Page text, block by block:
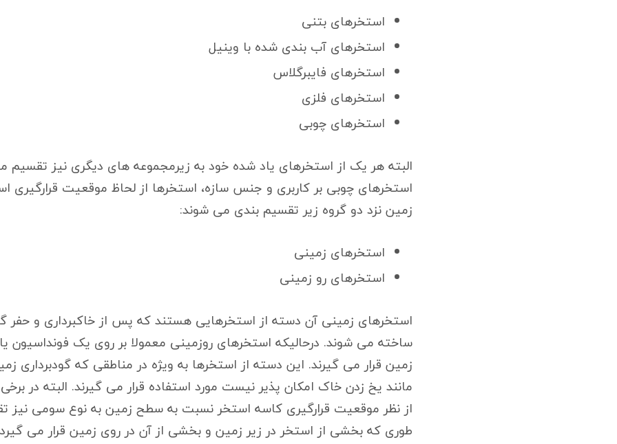
استخرهای بتنی
استخرهای آب بندی شده با وینیل
استخرهای فایبرگلاس
استخرهای فلزی
استخرهای چوبی
البته هر یک از استخرهای یاد شده خود به زیرمجموعه های دیگری نیز تقسیم
استخرهای چوبی بر کاربری و جنس سازه، استخرها از لحاظ موقعیت
زمین نزد دو گروه زیر تقسیم بندی می شوند:
استخرهای زمینی
استخرهای رو زمینی
استخرهای زمینی آن دسته از استخرهایی هستند که پس از خاکبرداری و حفر
ساخته می شوند. درحالیکه استخرهای روزمینی معمولا بر روی یک فونداسیون
زمین قرار می گیرند. این دسته از استخرها به ویژه در مناطقی که گودبرداری
مانند یخ زدن خاک امکان پذیر نیست مورد استفاده قرار می گیرند. البته در برخی
از نظر موقعیت قرارگیری کاسه استخر نسبت به سطح زمین به نوع سومی نیز
طوری که بخشی از استخر در زیر زمین و بخشی از آن در روی زمین قرار می